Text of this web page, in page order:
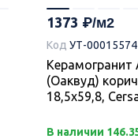
1373
Код УТ-00015574
Керамогранит
(Оаквуд)
18,5х59,8,
В наличии